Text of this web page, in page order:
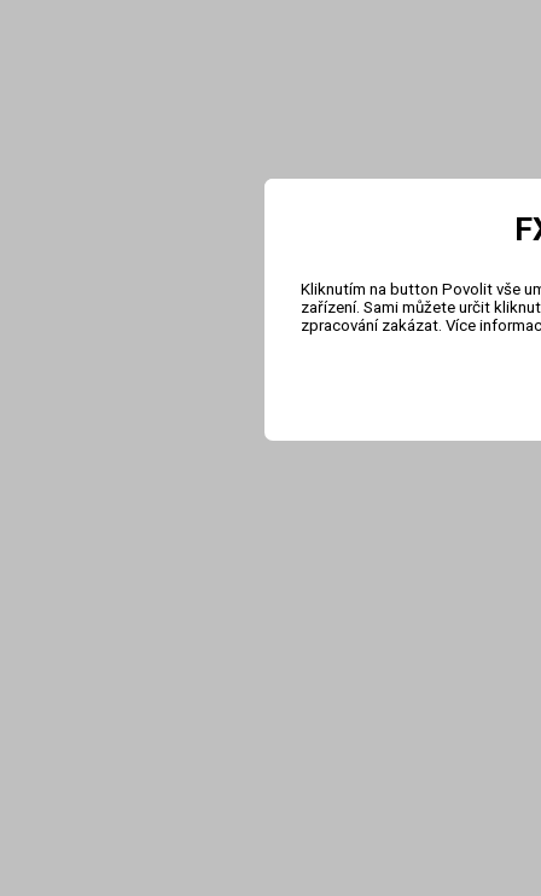
Kliknutím na button Povolit vše
zařízení. Sami můžete určit
zpracování zakázat. Více